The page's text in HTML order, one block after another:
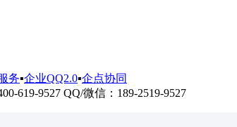
务▪企业QQ2.0▪企点协同
619-9527 QQ/微信：189-2519-9527